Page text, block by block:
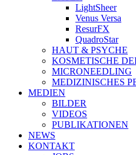
LightSheer
Venus Versa
ResurFX
QuadroStar
HAUT & PSYCHE
KOSMETISCHE
MICRONEEDLING
MEDIZINISCHES
MEDIEN
BILDER
VIDEOS
PUBLIKATIONEN
NEWS
KONTAKT